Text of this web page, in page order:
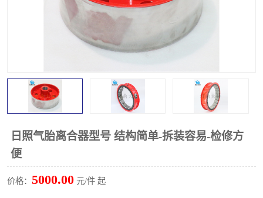
日照气胎离合器型号 结构简单-拆装容易-检修方
便
价格： 5000.00 元/件 起
联轴器